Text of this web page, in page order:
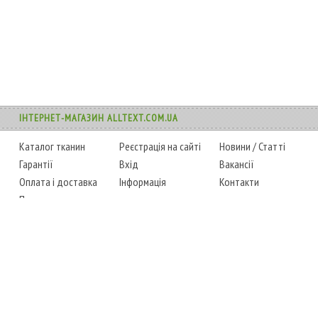
ІНТЕРНЕТ-МАГАЗИН ALLTEXT.COM.UA
Каталог тканин
Гарантії
Оплата і доставка
Повернення товару
Реєстрація на сайті
Вхід
Інформація
Новини /Статті
Вакансії
Контакти